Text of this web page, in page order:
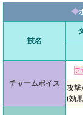
◆
技名
チャームボイス
フ
攻撃
(効